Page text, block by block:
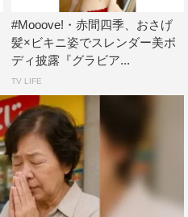
#Mooove!・赤間四季、おさげ
髪×ビキニ姿でスレンダー美ボ
ディ披露『グラビア...
TV LIFE